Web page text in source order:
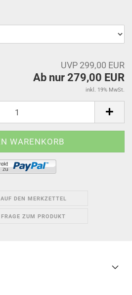
UVP 299,00 EUR
Ab nur 279,00 EUR
inkl. 19% MwSt.
AUF DEN MERKZETTEL
FRAGE ZUM PRODUKT